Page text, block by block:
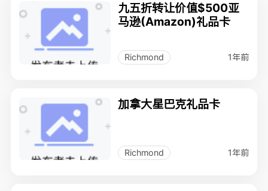
九五折转让价值$500亚
马逊(Amazon)礼品卡
Richmond 1年前
加拿大星巴克礼品卡
Richmond 1年前